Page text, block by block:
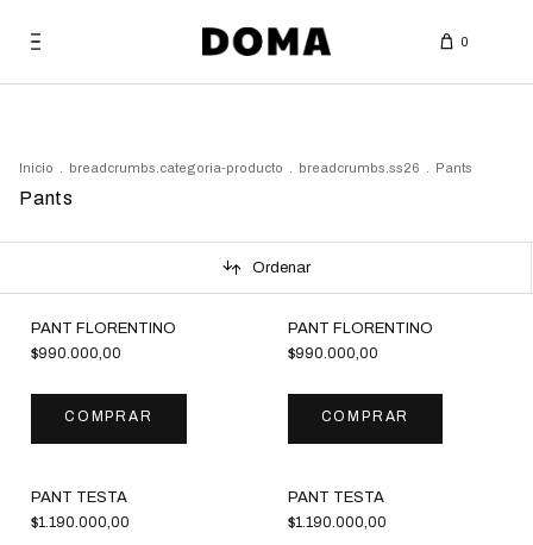
Bag0
Inicio breadcrumbs.categoria-producto breadcrumbs.ss26 Pants
Pants
Ordenar
PANT FLORENTINO
$990.000,00
COMPRAR
PANT FLORENTINO
$990.000,00
COMPRAR
PANT TESTA
$1.190.000,00
PANT TESTA
$1.190.000,00